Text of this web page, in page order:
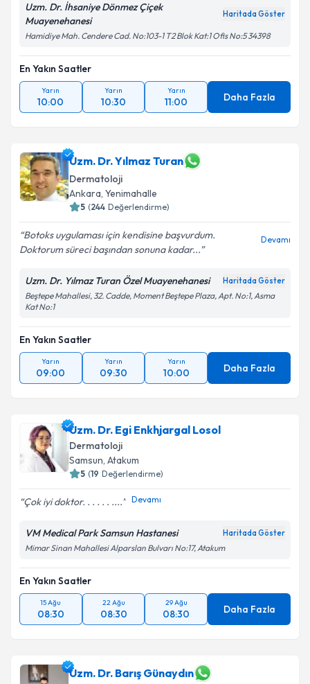
Uzm. Dr. İhsaniye Dönmez Çiçek
Muayenehanesi
Haritada Göster
Hamidiye Mah. Cendere Cad. No:103-1 T2 Blok Kat:1 Ofis No:5 34398
En Yakın Saatler
Yarın
10:00
Yarın
10:30
Yarın
11:00 Daha Fazla
Uzm. Dr. Yılmaz Turan
Dermatoloji
Ankara, Yenimahalle
5 (244 Değerlendirme)
Botoks uygulaması için kendisine başvurdum.
Doktorum süreci başından sonuna kadar...
Devamı
Uzm. Dr. Yılmaz Turan Özel Muayenehanesi Haritada Göster
Beştepe Mahallesi, 32. Cadde, Moment Beştepe Plaza, Apt. No:1, Asma
Kat No:1
En Yakın Saatler
Yarın
09:00
Yarın
09:30
Yarın
10:00 Daha Fazla
Uzm. Dr. Egi Enkhjargal Losol
Dermatoloji
Samsun, Atakum
5 (19 Değerlendirme)
Çok iyi doktor. . . . . . .... Devamı
VM Medical Park Samsun Hastanesi Haritada Göster
Mimar Sinan Mahallesi Alparslan Bulvarı No:17, Atakum
En Yakın Saatler
15 Ağu
08:30
22 Ağu
08:30
29 Ağu
08:30 Daha Fazla
Uzm. Dr. Barış Günaydın